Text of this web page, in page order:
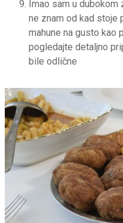
Imao sam u dubokom
ne znam od kad stoje
mahune na gusto kao
pogledajte detaljno
bile odlične